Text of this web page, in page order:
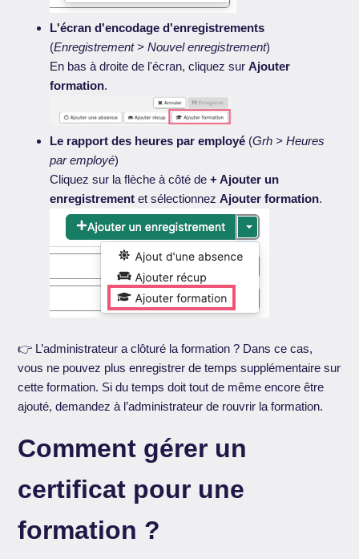
L'écran d'encodage d'enregistrements
(Enregistrement > Nouvel enregistrement)
En bas à droite de l'écran, cliquez surAjouter
formation.
Le rapport des heures par employé (Grh > Heures
par employé)
Cliquez sur la flèche à côté de+ Ajouter un
enregistrement et sélectionnezAjouter formation.
👉 L’administrateur a clôturé la formation ? Dans ce cas,
vous ne pouvez plus enregistrer de temps supplémentaire sur
cette formation. Si du temps doit tout de même encore être
ajouté, demandez à l’administrateur de rouvrir la formation.
Comment gérer un
certificat pour une
formation ?